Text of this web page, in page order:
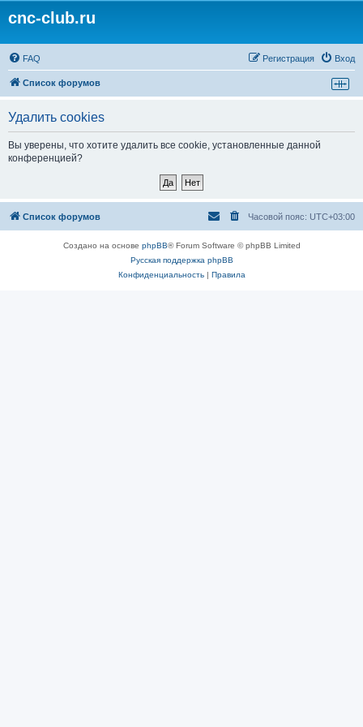
cnc-club.ru
FAQ Вход
Регистрация
Список форумов
Удалить cookies
Вы уверены, что хотите удалить все cookie, установленные данной
конференцией?
Список форумов Часовой пояс: UTC+03:00
Создано на основе phpBB® Forum Software © phpBB Limited
Русская поддержка phpBB
Конфиденциальность| Правила